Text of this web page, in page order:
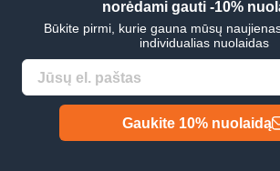
norėdami gauti -10%
Būkite pirmi, kurie gauna mūsų
individualias nuolaidas
Gaukite 10% nuolaidą